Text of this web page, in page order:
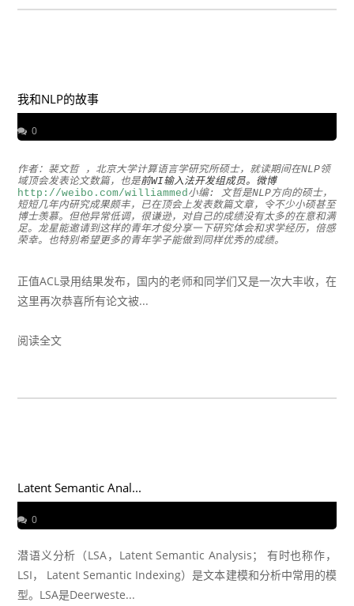
我和NLP的故事
0
作者：裴文哲 ，北京大学计算语言学研究所硕士，就读期间在NLP领
域顶会发表论文数篇，也是前WI输入法开发组成员。微博
http://weibo.com/williammed小编: 文哲是NLP方向的硕士，
短短几年内研究成果颇丰，已在顶会上发表数篇文章，令不少小硕甚至
博士羡慕。但他异常低调，很谦逊，对自己的成绩没有太多的在意和满
足。龙星能邀请到这样的青年才俊分享一下研究体会和求学经历，倍感
荣幸。也特别希望更多的青年学子能做到同样优秀的成绩。
正值ACL录用结果发布，国内的老师和同学们又是一次大丰收，在
这里再次恭喜所有论文被...
阅读全文
Latent Semantic Anal...
0
潜语义分析（LSA，Latent Semantic Analysis； 有时也称作，
LSI， Latent Semantic Indexing）是文本建模和分析中常用的模
型。LSA是Deerweste...